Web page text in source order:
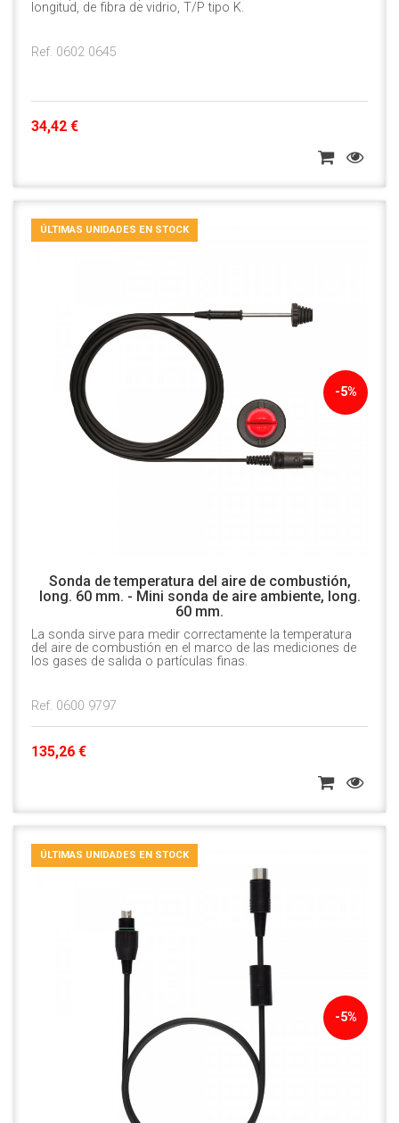
longitud, de fibra de vidrio, T/P tipo K.
Ref. 0602 0645
34,42 €
-5%
ÚLTIMAS UNIDADES EN STOCK
Sonda de temperatura del aire de combustión,
long. 60 mm. - Mini sonda de aire ambiente, long.
60 mm.
La sonda sirve para medir correctamente la temperatura
del aire de combustión en el marco de las mediciones de
los gases de salida o partículas finas.
Ref. 0600 9797
135,26 €
-5%
ÚLTIMAS UNIDADES EN STOCK